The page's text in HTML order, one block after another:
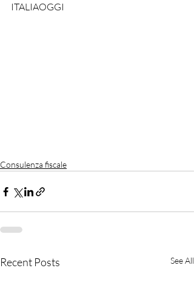
ITALIAOGGI
Consulenza fiscale
Recent Posts See All